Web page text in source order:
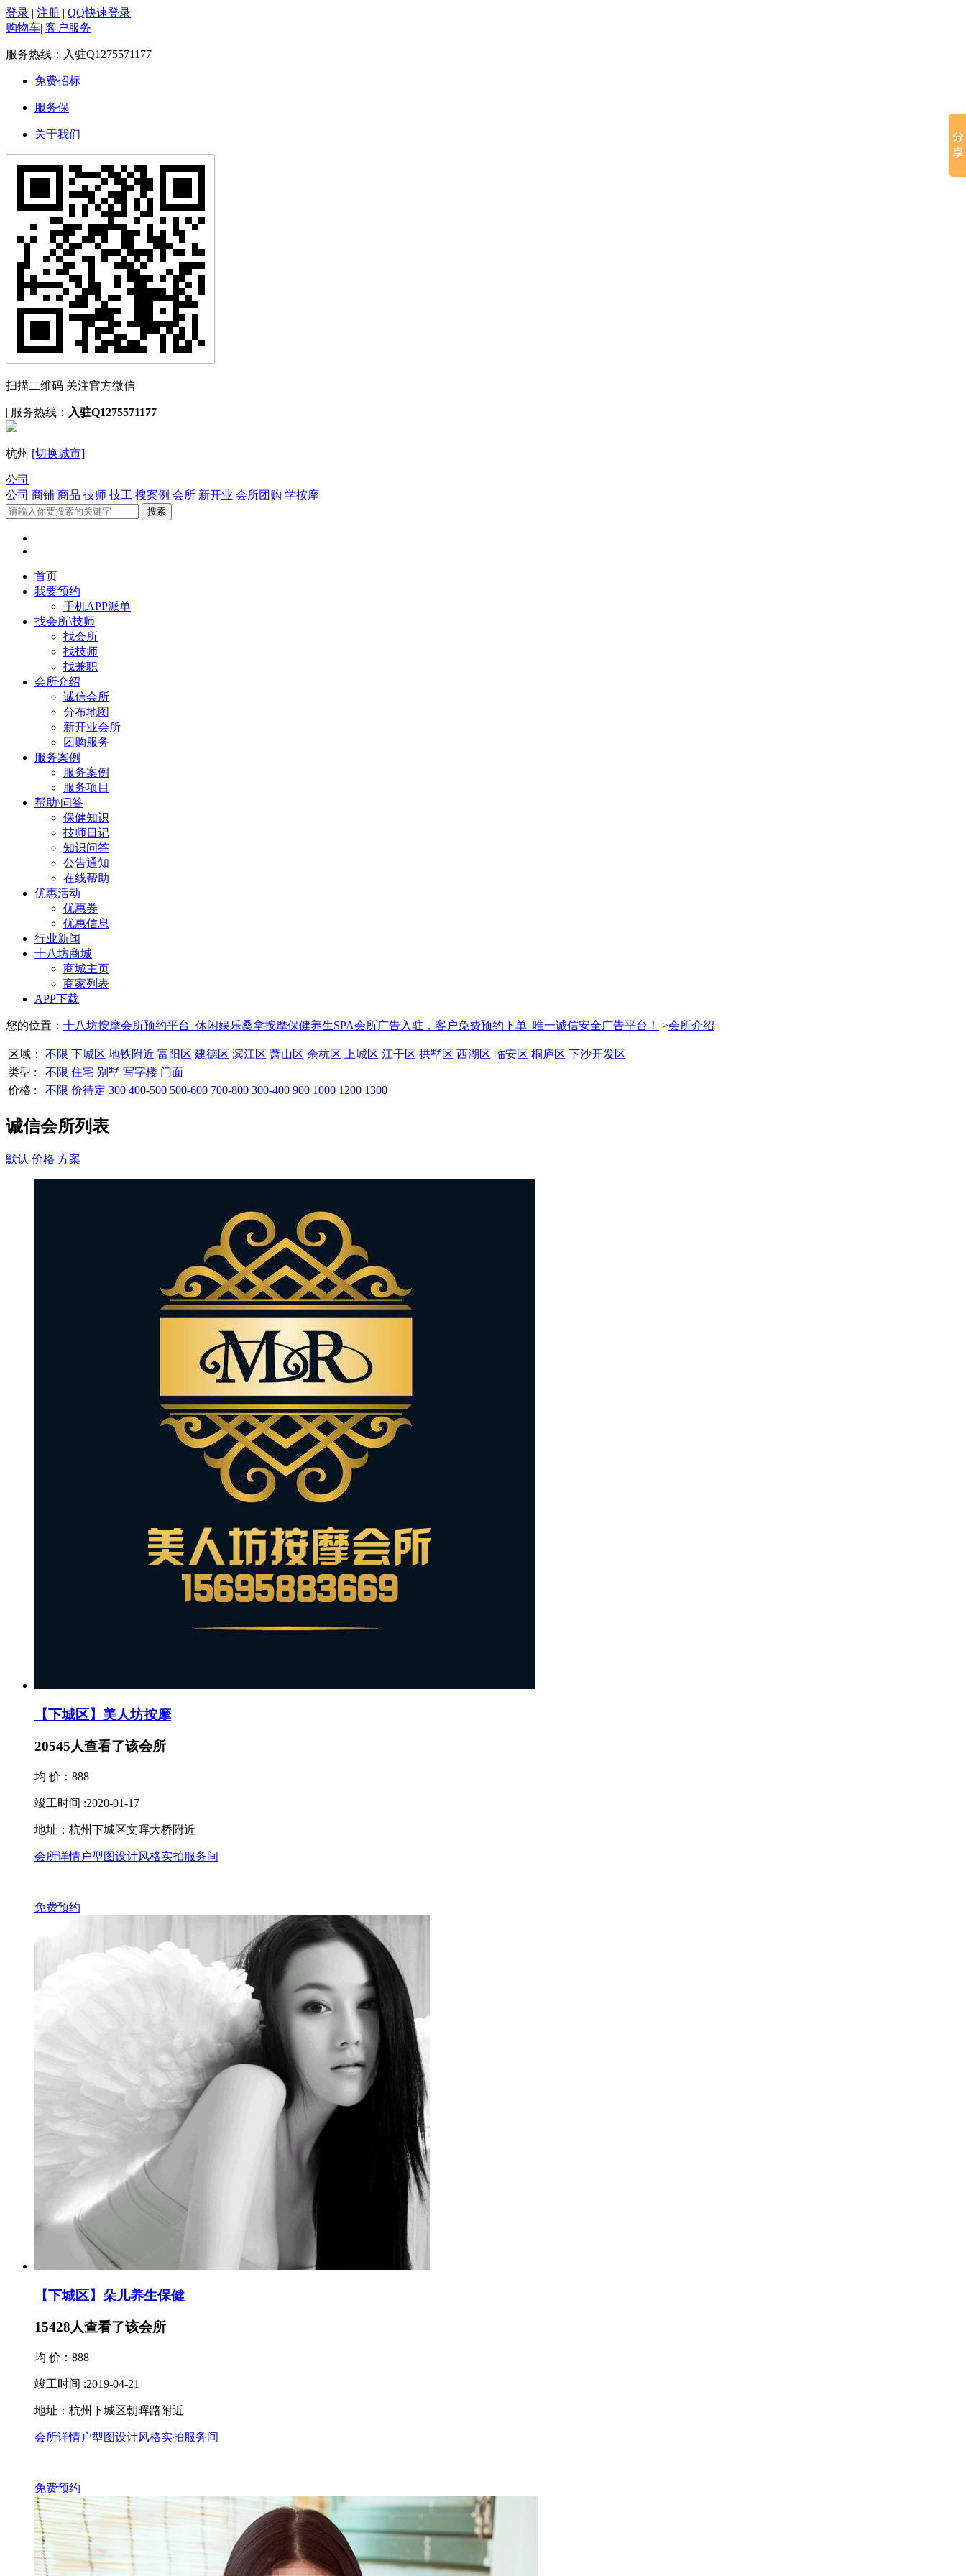
登录 | 注册 | QQ快速登录
购物车| 客户服务
服务热线： 入驻Q1275571177
免费招标
服务保
关于我们
扫描二维码 关注官方微信
| 服务热线： 入驻Q1275571177
杭州 [切换城市]
公司
公司 商铺 商品 技师 技工 搜案例 会所 新开业 会所团购 学按摩
首页
我要预约
手机APP派单
找会所\技师
找会所
找技师
找兼职
会所介绍
诚信会所
分布地图
新开业会所
团购服务
服务案例
服务案例
服务项目
帮助\问答
保健知识
技师日记
知识问答
公告通知
在线帮助
优惠活动
优惠券
优惠信息
行业新闻
十八坊商城
商城主页
商家列表
APP下载
您的位置： 十八坊按摩会所预约平台_休闲娱乐桑拿按摩保健养生SPA会所广告入驻，客户免费预约下单_唯一诚信安全广告平台！ >会所介绍
区域： 不限 下城区 地铁附近 富阳区 建德区 滨江区 萧山区 余杭区 上城区 江干区 拱墅区 西湖区 临安区 桐庐区 下沙开发区
类型 :
不限 住宅 别墅 写字楼 门面
价格 :
不限 价待定 300 400-500 500-600 700-800 300-400 900 1000 1200 1300
诚信会所列表
默认 价格 方案
【下城区】美人坊按摩
20545人查看了该会所
均 价：888
竣工时间 :2020-01-17
地址：杭州下城区文晖大桥附近
会所详情户型图设计风格实拍服务间
免费预约
【下城区】朵儿养生保健
15428人查看了该会所
均 价：888
竣工时间 :2019-04-21
地址：杭州下城区朝晖路附近
会所详情户型图设计风格实拍服务间
免费预约